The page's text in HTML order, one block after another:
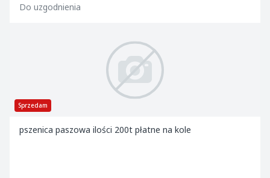
Do uzgodnienia
Sprzedam
pszenica paszowa ilości 200t płatne na kole